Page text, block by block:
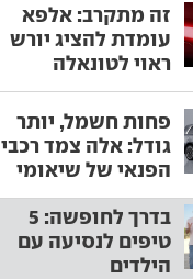
זה מתקרב: אלפא
עומדת להציג יורש
ראוי לטונאלה
פחות חשמל, יותר
גודל: אלה צמד רכבי
הפנאי של שיאומי
בדרך לחופשה: 5
טיפים לנסיעה עם
הילדים